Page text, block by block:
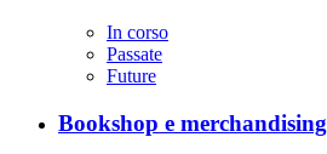
In corso
Passate
Future
Bookshop e merchandising